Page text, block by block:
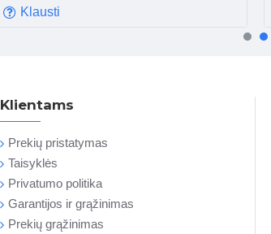
Klausti
Klientams
Prekių pristatymas
Taisyklės
Privatumo politika
Garantijos ir grąžinimas
Prekių grąžinimas